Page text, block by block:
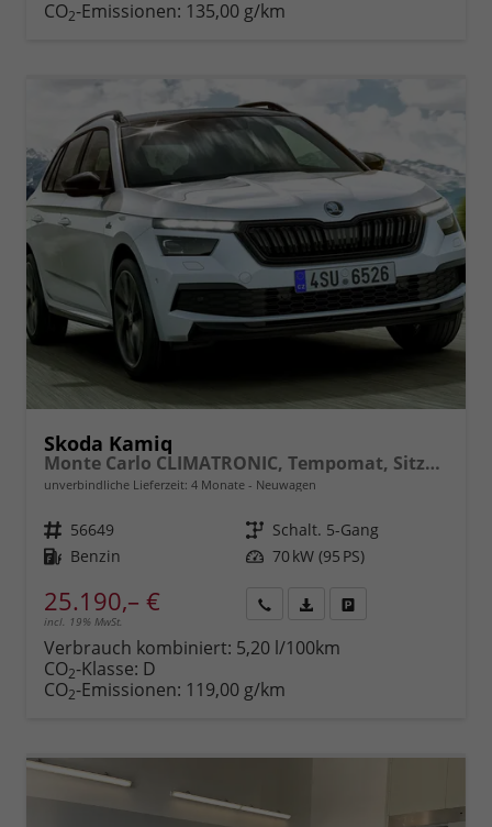
CO2-Emissionen: 135,00 g/km
Skoda Kamiq
Monte Carlo CLIMATRONIC, Tempomat, Sitzhzg., FRONT+LANE+RAIN ASSIST, FULL LED, Bolero, Berganfahrassistent, Rückfahrkamera, KESSY, Panoramadach, Sound System, uvm.
unverbindliche Lieferzeit: 4 Monate Neuwagen
Fahrzeugnr. 56649 Getriebe Schalt. 5-Gang
Kraftstoff Benzin Leistung 70 kW (95 PS)
25.190,– €
incl. 19% MwSt.
anfordern
Datei,
Verbrauch kombiniert: 5,20 l/100km
CO2-Klasse: D
CO2-Emissionen: 119,00 g/km